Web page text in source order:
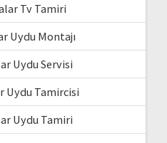
Tv Tamiri
Uydu Montajı
Uydu Servisi
Uydu Tamircisi
Uydu Tamiri